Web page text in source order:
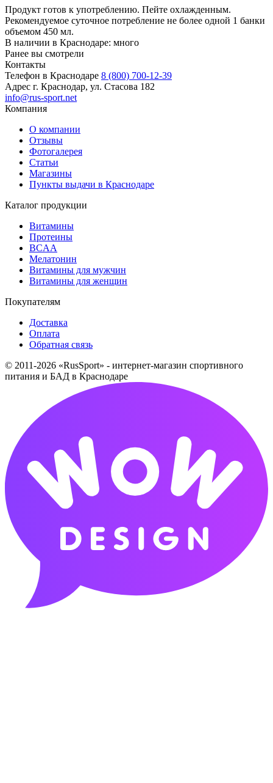
Продукт готов к употреблению. Пейте охлажденным.
Рекомендуемое суточное потребление не более одной 1 банки
объемом 450 мл.
В наличии в Краснодаре: много
Ранее вы смотрели
Контакты
Телефон в Краснодаре 8 (800) 700-12-39
Адрес г. Краснодар, ул. Стасова 182
info@rus-sport.net
Компания
О компании
Отзывы
Фотогалерея
Статьи
Магазины
Пункты выдачи в Краснодаре
Каталог продукции
Витамины
Протеины
BCAA
Мелатонин
Витамины для мужчин
Витамины для женщин
Покупателям
Доставка
Оплата
Обратная связь
© 2011-2026 «RusSport» - интернет-магазин спортивного
питания и БАД в Краснодаре